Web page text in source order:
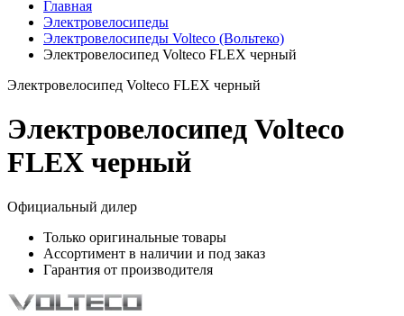
Главная
Электровелосипеды
Электровелосипеды Volteco (Вольтеко)
Электровелосипед Volteco FLEX черный
Электровелосипед Volteco FLEX черный
Электровелосипед Volteco
FLEX черный
Официальный дилер
Только оригинальные товары
Ассортимент в наличии и под заказ
Гарантия от производителя